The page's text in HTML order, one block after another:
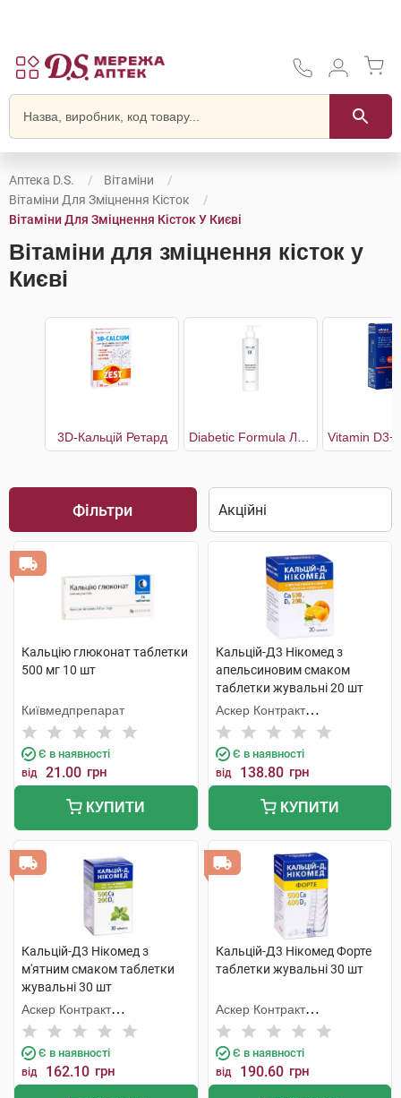
Аптека D.S.
Вітаміни
Вітаміни Для Зміцнення Кісток
Вітаміни Для Зміцнення Кісток У Києві
Вітаміни для зміцнення кісток у
Києві
3D-Кальцій Ретард
Фільтри
Кальцію глюконат таблетки
500 мг 10 шт
Київмедпрепарат
Є в наявності
від 21.00 грн
КУПИТИ
Кальцій-Д3 Нікомед з
апельсиновим смаком
таблетки жувальні 20 шт
Аскер Контракт
Мануфекчерінг АС
Є в наявності
від 138.80 грн
КУПИТИ
Кальцій-Д3 Нікомед з
м'ятним смаком таблетки
жувальні 30 шт
Аскер Контракт
Мануфекчерінг АС
Є в наявності
від 162.10 грн
Кальцій-Д3 Нікомед Форте
таблетки жувальні 30 шт
Аскер Контракт
Мануфекчерінг АС
Є в наявності
від 190.60 грн